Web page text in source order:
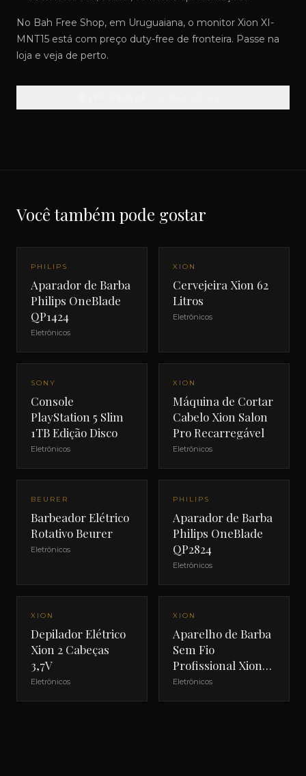
No Bah Free Shop, em Uruguaiana, o monitor Xion XI-
MNT15 está com preço duty-free de fronteira. Passe na
loja e veja de perto.
Você também pode gostar
PHILIPS
Aparador de Barba
Philips OneBlade
QP1424
Eletrônicos
XION
Cervejeira Xion 62
Litros
Eletrônicos
SONY
Console
PlayStation 5 Slim
1TB Edição Disco
Eletrônicos
XION
Máquina de Cortar
Cabelo Xion Salon
Pro Recarregável
Eletrônicos
BEURER
Barbeador Elétrico
Rotativo Beurer
Eletrônicos
PHILIPS
Aparador de Barba
Philips OneBlade
QP2824
Eletrônicos
NOVO
XION
Depilador Elétrico
Xion 2 Cabeças
3,7V
Eletrônicos
NOVO
XION
Aparelho de Barba
Sem Fio
Profissional Xion
XI-SHAVE
Eletrônicos